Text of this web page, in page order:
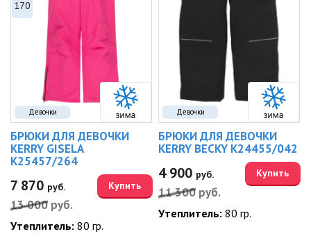
Девочки
170
БРЮКИ ДЛЯ ДЕВОЧКИ
KERRY GISELA
K25457/264
7 870 руб.
13 000 руб.
Купить
Утеплитель:80 гр.
Девочки
БРЮКИ ДЛЯ ДЕВОЧКИ
KERRY BECKY K24455/042
4 900 руб.
11 300 руб.
Купить
Утеплитель:80 гр.